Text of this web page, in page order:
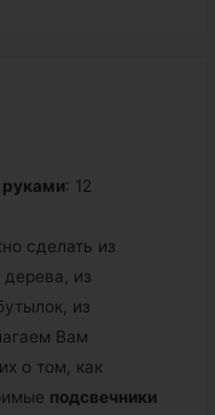
руками: 12
сделать из
из
из
Вам
о том, как
подсвечники